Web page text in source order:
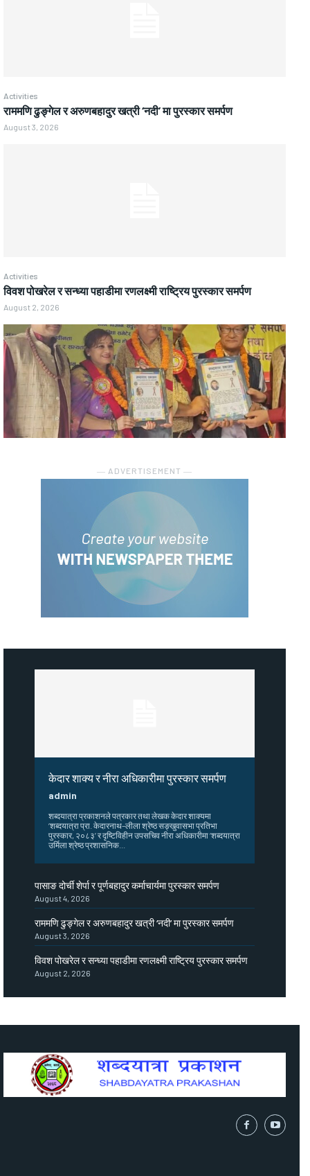
Activities
राममणि ढुङ्गेल र अरुणबहादुर खत्री ‘नदी’ मा पुरस्कार समर्पण
August 3, 2026
Activities
विवश पोखरेल र सन्ध्या पहाडीमा रणलक्ष्मी राष्ट्रिय पुरस्कार समर्पण
August 2, 2026
― ADVERTISEMENT ―
केदार शाक्य र नीरा अधिकारीमा पुरस्कार समर्पण
admin
शब्दयात्रा प्रकाशनले पत्रकार तथा लेखक केदार शाक्यमा
‘शब्दयात्रा प्रा. केदारनाथ–लीला श्रेष्ठ सङ्खुवासभा प्रतिभा
पुरस्कार, २०८३’ र दृष्टिविहीन उपसचिव नीरा अधिकारीमा ‘शब्दयात्रा
उर्मिला श्रेष्ठ प्रशासनिक...
पासाङ दोर्ची शेर्पा र पूर्णबहादुर कर्माचार्यमा पुरस्कार समर्पण
August 4, 2026
राममणि ढुङ्गेल र अरुणबहादुर खत्री ‘नदी’ मा पुरस्कार समर्पण
August 3, 2026
विवश पोखरेल र सन्ध्या पहाडीमा रणलक्ष्मी राष्ट्रिय पुरस्कार समर्पण
August 2, 2026